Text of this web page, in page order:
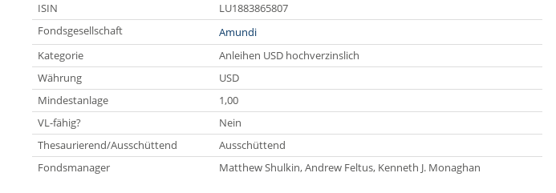
ISIN
LU1883865807
Fondsgesellschaft
Amundi
Kategorie
Anleihen USD hochverzinslich
Währung
USD
Mindestanlage
1,00
VL-fähig?
Nein
Thesaurierend/Ausschüttend
Ausschüttend
Fondsmanager
Matthew Shulkin, Andrew Feltus, Kenneth J. Monaghan